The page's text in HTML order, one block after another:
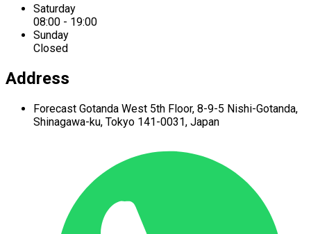
Saturday
08:00 - 19:00
Sunday
Closed
Address
Forecast Gotanda West 5th Floor, 8-9-5 Nishi-Gotanda,
Shinagawa-ku, Tokyo 141-0031, Japan